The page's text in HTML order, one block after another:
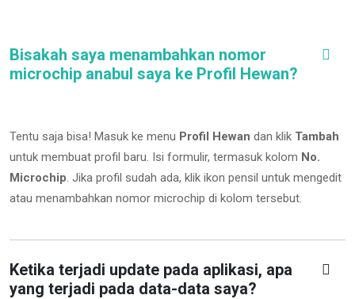
Bisakah saya menambahkan nomor
microchip anabul saya ke Profil Hewan?
Tentu saja bisa! Masuk ke menu Profil Hewan dan klik Tambah
untuk membuat profil baru. Isi formulir, termasuk kolom No.
Microchip. Jika profil sudah ada, klik ikon pensil untuk mengedit
atau menambahkan nomor microchip di kolom tersebut.
Ketika terjadi update pada aplikasi, apa
yang terjadi pada data-data saya?